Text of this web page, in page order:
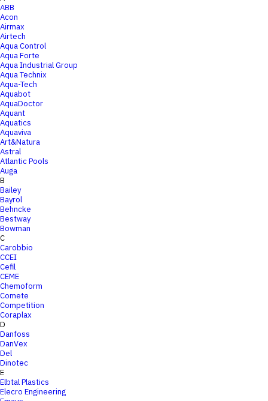
ABB
Acon
Airmax
Airtech
Aqua Control
Aqua Forte
Aqua Industrial Group
Aqua Technix
Aqua-Tech
Aquabot
AquaDoctor
Aquant
Aquatics
Aquaviva
Art&Natura
Astral
Atlantic Pools
Auga
B
Bailey
Bayrol
Behncke
Bestway
Bowman
C
Carobbio
CCEI
Cefil
CEME
Chemoform
Comete
Competition
Coraplax
D
Danfoss
DanVex
Del
Dinotec
E
Elbtal Plastics
Elecro Engineering